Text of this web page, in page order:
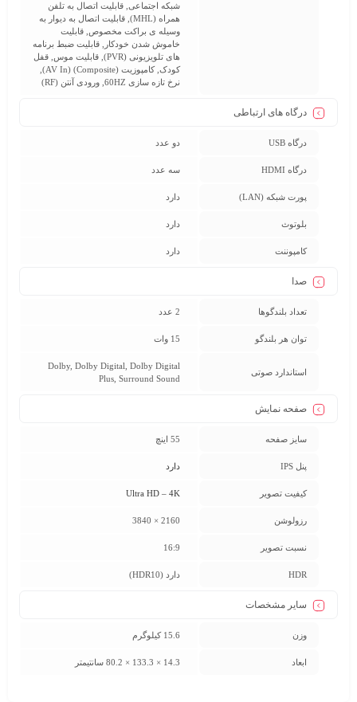
شبکه اجتماعی, قابلیت اتصال به تلفن
همراه (MHL), قابلیت اتصال به دیوار به
وسیله ی براکت مخصوص, قابلیت
خاموش شدن خودکار, قابلیت ضبط برنامه
های تلویزیونی (PVR), قابلیت موس, قفل
کودک, کامپوزیت (Composite) (AV In),
نرخ تازه سازی 60HZ, ورودی آنتن (RF)
درگاه های ارتباطی
درگاه USB دو عدد
درگاه HDMI سه عدد
پورت شبکه (LAN) دارد
بلوتوث دارد
کامپوننت دارد
صدا
تعداد بلندگوها 2 عدد
توان هر بلندگو 15 وات
استاندارد صوتی
Dolby, Dolby Digital, Dolby Digital
Plus, Surround Sound
صفحه نمایش
سایز صفحه 55 اینچ
پنل IPS دارد
کیفیت تصویر Ultra HD – 4K
رزولوشن 2160 × 3840
نسبت تصویر 16:9
HDR دارد (HDR10)
سایر مشخصات
وزن 15.6 کیلوگرم
ابعاد 14.3 × 133.3 × 80.2 سانتیمتر